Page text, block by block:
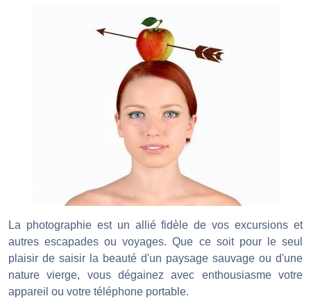
La photographie est un allié fidèle de vos excursions et
autres escapades ou voyages. Que ce soit pour le seul
plaisir de saisir la beauté d'un paysage sauvage ou d'une
nature vierge, vous dégainez avec enthousiasme votre
appareil ou votre téléphone portable.